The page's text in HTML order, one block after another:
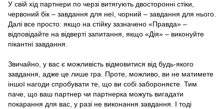
У свій хід партнери по черзі витягують двосторонні стіки,
червоний бік – завдання для неї, чорний – завдання для нього.
Далі все просто: якщо на стійку зазначено «Правда» –
відповідайте на відверті запитання, якщо «Дія» – виконуйте
пікантні завдання.
Звичайно, у вас є можливість відмовитися від будь-якого
завдання, адже це лише гра. Проте, можливо, ви не матимете
іншої нагоди спробувати те, що ви собі забороняєте. Тим
паче, що ваш партнер чи партнерка можуть вигадати
покарання для вас, у разі не виконання завдання. І тоді